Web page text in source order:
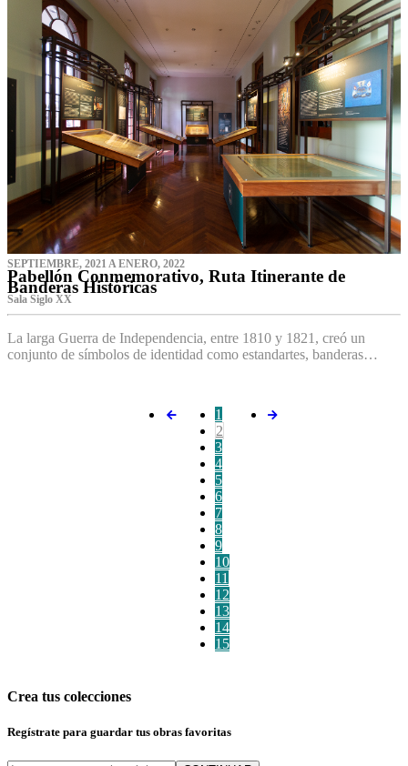
SEPTIEMBRE, 2021 A ENERO, 2022
Pabellón Conmemorativo, Ruta Itinerante de
Banderas Históricas
Sala Siglo XX
La larga Guerra de Independencia, entre 1810 y 1821, creó un
conjunto de símbolos de identidad como estandartes, banderas…
1
2
3
4
5
6
7
8
9
10
11
12
13
14
15
Crea tus colecciones
Regístrate para guardar tus obras favoritas